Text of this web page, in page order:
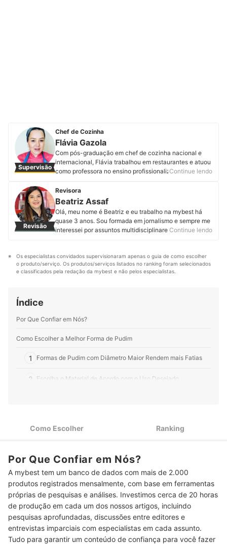
Supervisão
Chef de Cozinha
Flávia Gazola
Com pós-graduação em chef de cozinha nacional e
internacional, Flávia trabalhou em restaurantes e atuou
como professora no ensino profissionalizante,
Atualmente é proprietária da Flávia Gazola Cozinha
Afetiva e o que a motiva profissionalmente é conseguir
mexer com o sentimento e sensações das pessoas
através do alimento, criando novas memórias afetivas e
ampliando as percepções nesse imenso universo que é
a gastronomia, onde sempre é possível explorar mais
no Instagram e em seu site.
Perfil de Flávia Gazola
Continue lendo
Revisão
Revisora
Beatriz Assaf
Olá, meu nome é Beatriz e eu trabalho na mybest há
quase 3 anos. Sou formada em jornalismo e sempre me
interessei por assuntos multidisciplinares, por isso logo
artigos sobre temas incomuns me motiva. Sei que com
textos fáceis de entender e bem interessantes podemos
informar o leitor para que ele faça compras assertivas.
Continue lendo
Os especialistas convidados supervisionaram apenas o guia de como escolher
o produto/serviço. Os produtos/serviços listados no ranking foram selecionados
e classificados pela redação da mybest e não pelos especialistas.
Índice
Por Que Confiar em Nós?
Como Escolher a Melhor Forma de Pudim
1 Formas de Pudim com Diâmetro Maior Rendem mais Fatias
2 Escolha o Material de Acordo com o Uso Desejado
Top 10 Melhores Formas de Pudim
Como Escolher Ranking
Por Que Confiar em Nós?
A mybest tem um banco de dados com mais de 2.000
produtos registrados mensalmente, com base em ferramentas
próprias de pesquisas e análises. Investimos cerca de 20 horas
de produção em cada um dos nossos artigos, incluindo
pesquisas aprofundadas, discussões entre editores e
entrevistas imparciais com especialistas em cada assunto.
Tudo para garantir um conteúdo de confiança para você fazer